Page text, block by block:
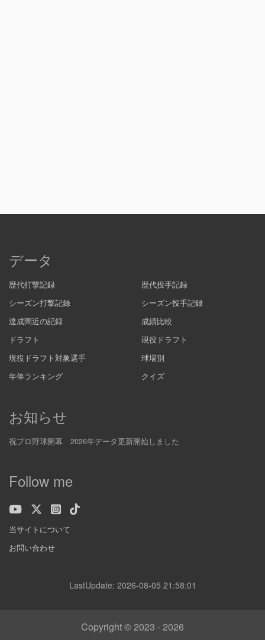
データ
歴代打撃記録
歴代投手記録
シーズン打撃記録
シーズン投手記録
達成間近の記録
成績比較
ドラフト
現役ドラフト
現役ドラフト対象選手
球場別
年俸ランキング
クイズ
お知らせ
祝プロ野球開幕 2026年データ更新開始しました
Follow me
当サイトについて
お問い合わせ
LastUpdate: 2026-08-05 21:58:01
Copyright © 2023 - 2026